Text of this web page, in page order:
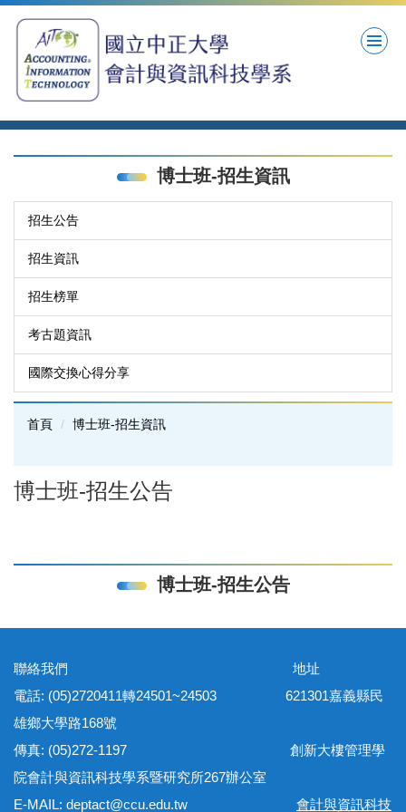
到
區
博士班-招生資訊
招生公告
招生資訊
招生榜單
考古題資訊
國際交換心得分享
首頁 博士班-招生資訊
博士班-招生公告
博士班-招生公告
聯絡我們 地址
電話: (05)2720411轉24501~24503 621301嘉義縣民
雄鄉大學路168號
傳真: (05)272-1197 創新大樓管理學
院會計與資訊科技學系暨研究所267辦公室
E-MAIL: deptact@ccu.edu.tw 會計與資訊科技